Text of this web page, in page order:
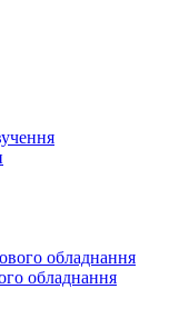
обладнання
обладнання